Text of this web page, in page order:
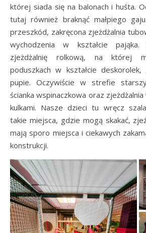
której siada się na balonach i huśta.
tutaj również braknąć małpiego
przeszkód, zakręcona zjeżdżalnia
wychodzenia w kształcie
zjeżdżalnię rolkową, na której
poduszkach w kształcie
pupie. Oczywiście w strefie
ścianka wspinaczkowa oraz
kulkami. Nasze dzieci tu wręcz
takie miejsca, gdzie mogą skakać,
mają sporo miejsca i ciekawych
konstrukcji.